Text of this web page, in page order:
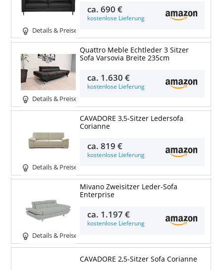
Details & Preise
ca.690 €
kostenlose Lieferung
Details & Preise
Quattro Meble Echtleder 3 Sitzer
Sofa Varsovia Breite 235cm
ca. 1.630 €
kostenlose Lieferung
Details & Preise
CAVADORE 3,5-Sitzer Ledersofa
Corianne
ca.819 €
kostenlose Lieferung
Details & Preise
Mivano Zweisitzer Leder-Sofa
Enterprise
ca. 1.197 €
kostenlose Lieferung
CAVADORE 2,5-Sitzer Sofa Corianne